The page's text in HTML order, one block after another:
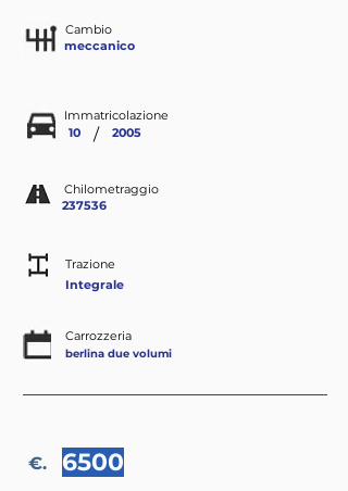
Cambio
meccanico
Immatricolazione
2005
10 /
Chilometraggio
237536
Trazione
Integrale
Carrozzeria
berlina due volumi
€. 6500